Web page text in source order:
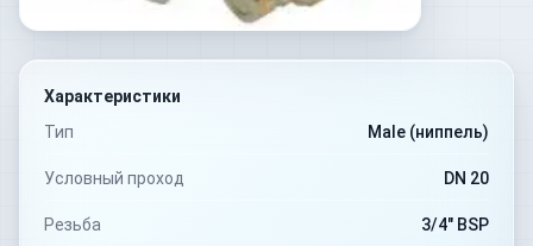
Характеристики
Тип
Male (ниппель)
Условный проход DN 20
Резьба 3/4" BSP